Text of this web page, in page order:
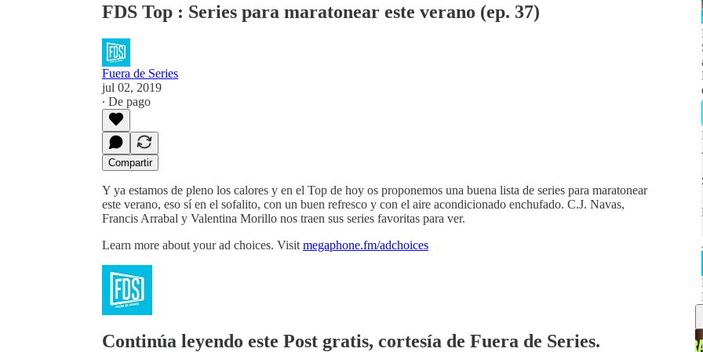
FDS Top : Series para maratonear este verano (ep. 37)
Fuera de Series
jul 02, 2019
∙ De pago
Compartir
Y ya estamos de pleno los calores y en el Top de hoy os proponemos una buena lista de series para maratonear
este verano, eso sí en el sofalito, con un buen refresco y con el aire acondicionado enchufado. C.J. Navas,
Francis Arrabal y Valentina Morillo nos traen sus series favoritas para ver.
Learn more about your ad choices. Visit megaphone.fm/adchoices
Continúa leyendo este Post gratis, cortesía de Fuera de Series.